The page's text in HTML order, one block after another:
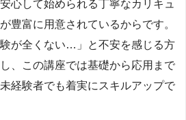
心して始められる丁寧なカリキュ
豊富に用意されているからです。
が全くない…」と不安を感じる方
、この講座では基礎から応用まで
経験者でも着実にスキルアップで